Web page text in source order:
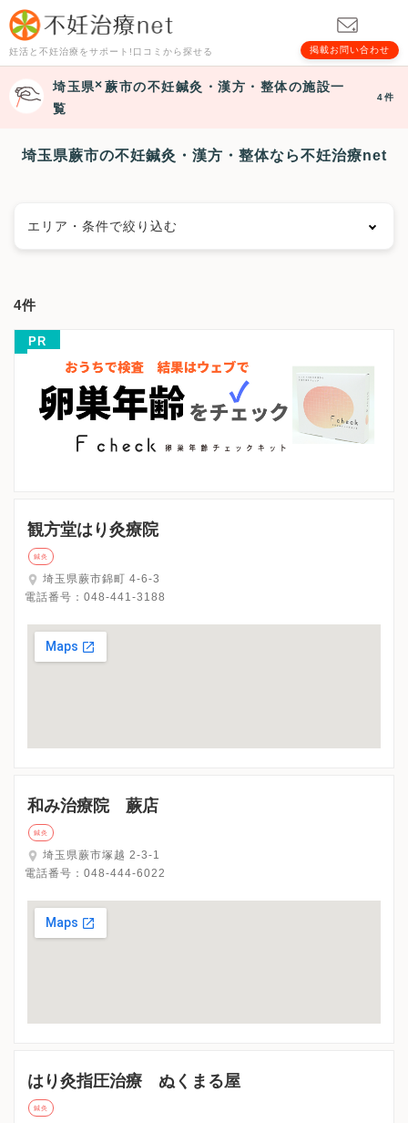
妊活と不妊治療をサポート!口コミから探せる 掲載お問い合わせ
埼玉県 蕨市の不妊鍼灸・漢方・整体の施設一
覧
4件
埼玉県蕨市の不妊鍼灸・漢方・整体なら不妊治療net
エリア・条件で絞り込む
さいたま市大宮区
さいたま市中央区
さいたま市桜区
さいたま市岩槻区
川越市
熊谷市 川口市 行田市 秩父市
所沢市
飯能市
加須市 本庄市 東松山市 春日部市
狭山市
羽生市
鴻巣市 深谷市
越谷市
吉川市
ふじみ野市
キーワードで絞る
4件
PR
観方堂はり灸療院
鍼灸
埼玉県蕨市錦町 4-6-3
電話番号： 048-441-3188
和み治療院 蕨店
鍼灸
埼玉県蕨市塚越 2-3-1
電話番号： 048-444-6022
はり灸指圧治療 ぬくまる屋
鍼灸